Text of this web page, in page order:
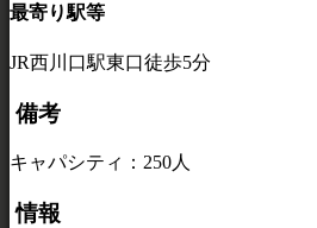
最寄り駅等
JR西川口駅東口徒歩5分
備考
キャパシティ：250人
情報